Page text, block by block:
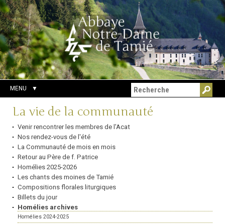
Aller
au
contenu.
|
Aller
à
la
navigation
Outils
personnels
Chercher par
Recherche
avancée…
MENU
Navigation
La vie de la communauté
Venir rencontrer les membres de l'Acat
Nos rendez-vous de l'été
La Communauté de mois en mois
Retour au Père de f. Patrice
Homélies 2025-2026
Les chants des moines de Tamié
Compositions florales liturgiques
Billets du jour
Homélies archives
Homélies 2024-2025